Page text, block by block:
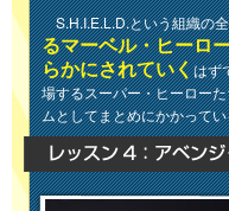
S.H.I.E.L.D.という組織の
るマーベル・ヒーロ
らかにされていくはず
場するスーパー・ヒーロー
ムとしてまとめにかかって